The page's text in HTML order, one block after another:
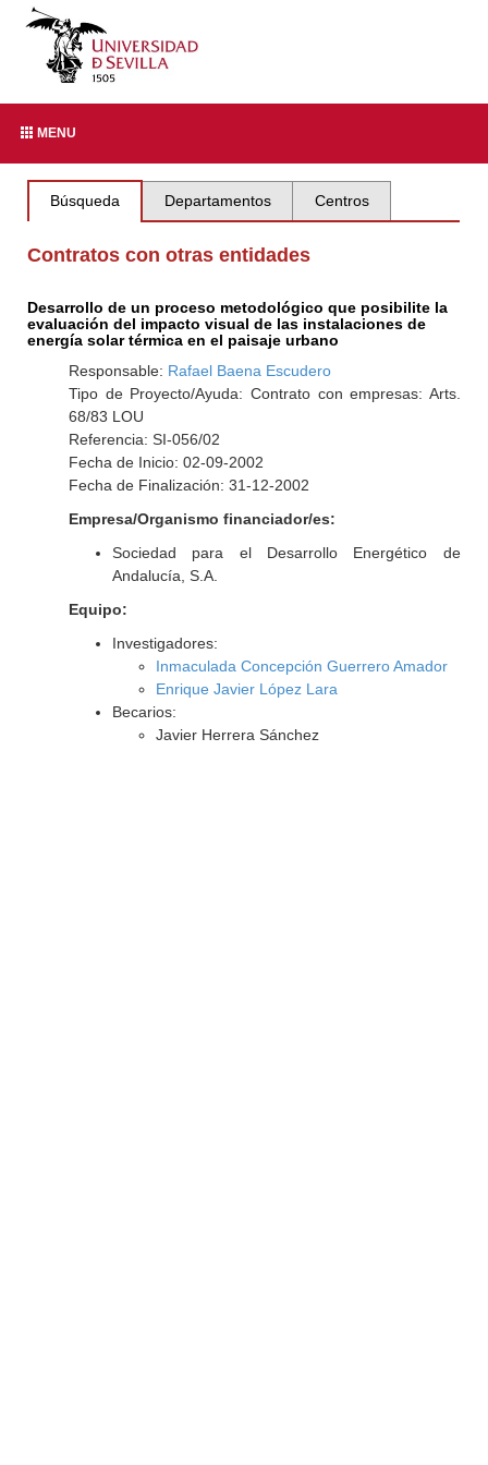
MENU
Búsqueda Departamentos Centros
Contratos con otras entidades
Desarrollo de un proceso metodológico que posibilite la
evaluación del impacto visual de las instalaciones de
energía solar térmica en el paisaje urbano
Responsable: Rafael Baena Escudero
Tipo de Proyecto/Ayuda: Contrato con empresas: Arts.
68/83 LOU
Referencia: SI-056/02
Fecha de Inicio: 02-09-2002
Fecha de Finalización: 31-12-2002
Empresa/Organismo financiador/es:
Sociedad para el Desarrollo Energético de
Andalucía, S.A.
Equipo:
Investigadores:
Inmaculada Concepción Guerrero Amador
Enrique Javier López Lara
Becarios:
Javier Herrera Sánchez